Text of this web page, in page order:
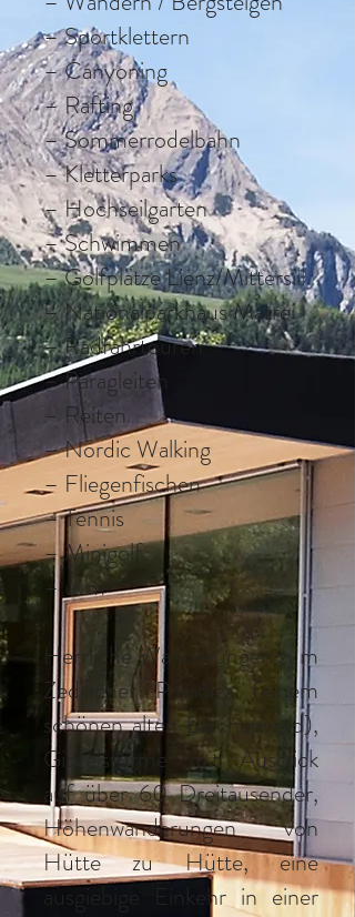
– Sportklettern
– Canyoning
– Rafting
– Sommerrodelbahn
– Kletterparks
– Hochseilgarten
– Schwimmen
– Golfplätze Lienz/Mittersill
– Nationalparkhaus Matrei
– Radfahrtouren
– Paragleiten
– Reiten
– Nordic Walking
– Fliegenfischen
– Tennis
– Minigolf
– uvm
Herrliche Wanderungen zum
Zedlacher Paradies (einem
schönen alten Lärchenwald),
Gipfelstürme mit Ausblick
auf über 60 Dreitausender,
Höhenwanderungen von
Hütte zu Hütte, eine
ausgiebige Einkehr in einer